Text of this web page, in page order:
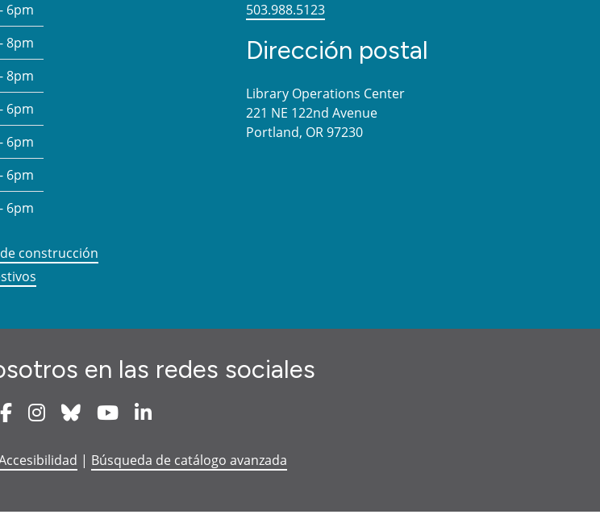
6pm
8pm
8pm
6pm
6pm
6pm
6pm
construcción
503.988.5123
Dirección postal
Library Operations Center
221 NE 122nd Avenue
Portland, OR 97230
en las redes sociales
NewsletterFacebookInstagram
Bluesky Youtube
| Búsqueda de catálogo avanzada